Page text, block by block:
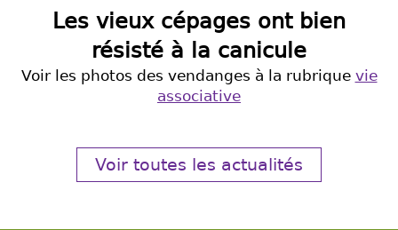
Les vieux cépages ont bien
résisté à la canicule
Voir les photos des vendanges à la rubrique vie
associative
Voir toutes les actualités